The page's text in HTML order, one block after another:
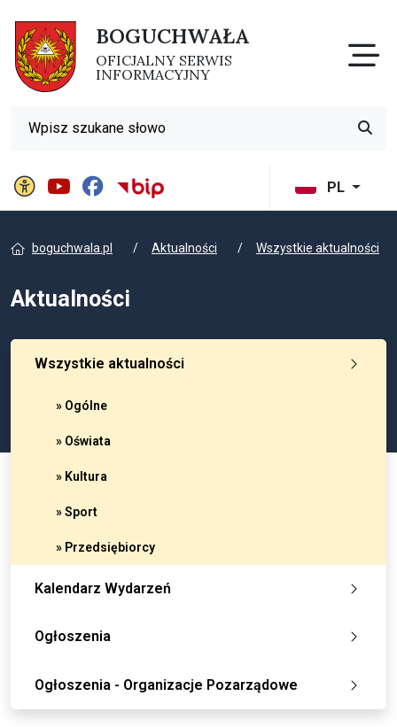
BOGUCHWAŁA
OFICJALNY SERWIS
INFORMACYJNY
PL
Panel ustawień witrynyBIP Gminy Boguchwała
Wyszukiwarka
boguchwala.pl Aktualności Wszystkie aktualności
Aktualności
Wszystkie aktualności
» Ogólne
» Oświata
» Kultura
» Sport
» Przedsiębiorcy
Kalendarz Wydarzeń
Ogłoszenia
Ogłoszenia - Organizacje Pozarządowe